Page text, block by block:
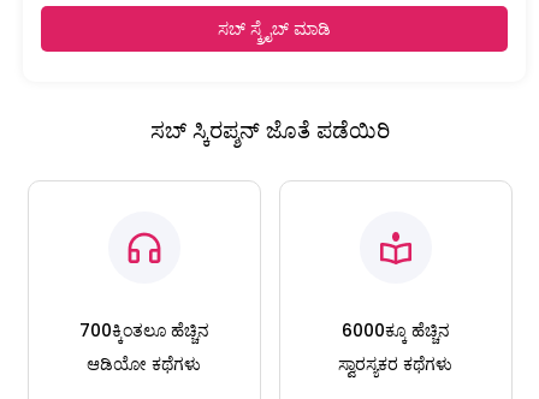
ಸಬ್ ಸ್ಕ್ರೈಬ್ ಮಾಡಿ
ಸಬ್ ಸ್ಕಿರಪ್ಶನ್ ಜೊತೆ ಪಡೆಯಿರಿ
700ಕ್ಕಿಂತಲೂ ಹೆಚ್ಚಿನ
ಆಡಿಯೋ ಕಥೆಗಳು
6000ಕ್ಕೂ ಹೆಚ್ಚಿನ
ಸ್ವಾರಸ್ಯಕರ ಕಥೆಗಳು